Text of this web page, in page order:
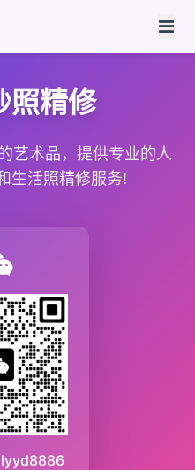
照精修
艺术品，提供专业的人
生活照精修服务!
lyyd8886